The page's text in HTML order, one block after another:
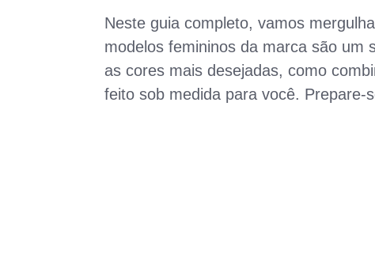
Neste guia completo, vamos
modelos femininos da marca são um
as cores mais desejadas, como
feito sob medida para você.